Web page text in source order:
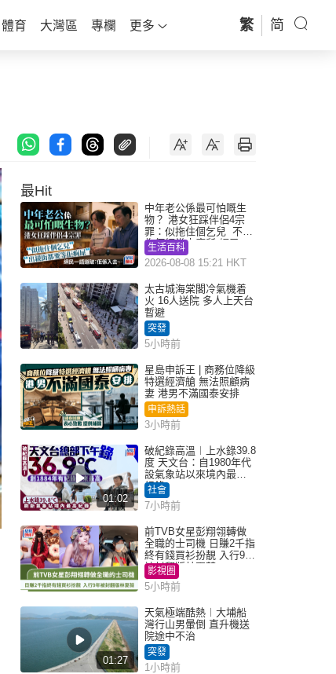
體育 大灣區 專欄 更多 繁 简
最Hit
中年老公係最可怕嘅生
物？ 港女狂踩伴侶4宗
罪：似拖住個乞兒 不解
為何經常去廁所 網民一
語道破
生活百科
2026-08-08 15:21 HKT
太古城海棠閣冷氣機着
火 16人送院 多人上天台
暫避
突發
5小時前
星島申訴王 | 商務位降級
特選經濟艙 無法照顧病
妻 港男不滿國泰安排
申訴熱話
3小時前
01:02
破紀錄高溫︱上水錄39.8
度 天文台：自1980年代
設氣象站以來境內最高
紀錄
社會
7小時前
前TVB女星彭翔翎轉做
全職的士司機 日賺2千指
終有錢買衫扮靚 入行9年
被封翻版林夏薇
影視圈
5小時前
01:27
天氣極端酷熱︱大埔船
灣行山男暈倒 直升機送
院途中不治
突發
1小時前